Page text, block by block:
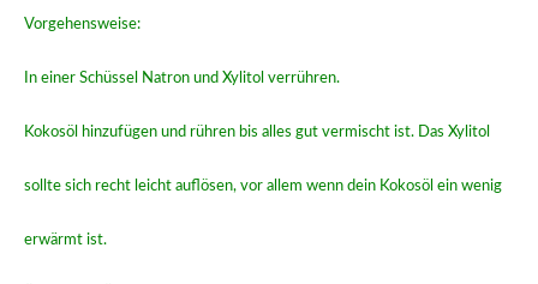
Vorgehensweise:
In einer Schüssel Natron und Xylitol verrühren.
Kokosöl hinzufügen und rühren bis alles gut vermischt ist. Das Xylitol
sollte sich recht leicht auflösen, vor allem wenn dein Kokosöl ein wenig
erwärmt ist.